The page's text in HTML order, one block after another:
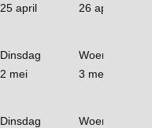
25 april
26 april
Dinsdag
2 mei
Woensdag
3 mei
Dinsdag
Woensdag